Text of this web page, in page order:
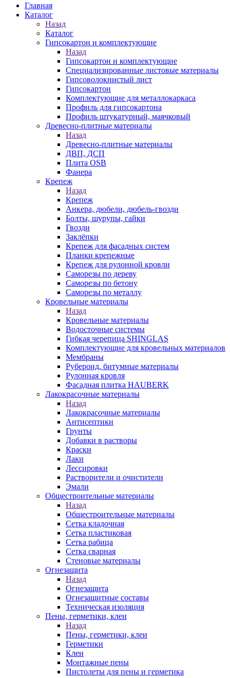
Главная
Каталог
Назад
Каталог
Гипсокартон и комплектующие
Назад
Гипсокартон и комплектующие
Специализированные листовые материалы
Гипсоволокнистый лист
Гипсокартон
Комплектующие для металлокаркаса
Профиль для гипсокартона
Профиль штукатурный, маячковый
Древесно-плитные материалы
Назад
Древесно-плитные материалы
ДВП, ДСП
Плита OSB
Фанера
Крепеж
Назад
Крепеж
Анкера, дюбели, дюбель-гвозди
Болты, шурупы, гайки
Гвозди
Заклёпки
Крепеж для фасадных систем
Планки крепежные
Крепеж для рулонной кровли
Саморезы по дереву
Саморезы по бетону
Саморезы по металлу
Кровельные материалы
Назад
Кровельные материалы
Водосточные системы
Гибкая черепица SHINGLAS
Комплектующие для кровельных материалов
Мембраны
Рубероид, битумные материалы
Рулонная кровля
Фасадная плитка HAUBERK
Лакокрасочные материалы
Назад
Лакокрасочные материалы
Антисептики
Грунты
Добавки в растворы
Краски
Лаки
Лессировки
Растворители и очистители
Эмали
Общестроительные материалы
Назад
Общестроительные материалы
Сетка кладочная
Сетка пластиковая
Сетка рабица
Сетка сварная
Стеновые материалы
Огнезащита
Назад
Огнезащита
Огнезащитные составы
Техническая изоляция
Пены, герметики, клеи
Назад
Пены, герметики, клеи
Герметики
Клеи
Монтажные пены
Пистолеты для пены и герметика